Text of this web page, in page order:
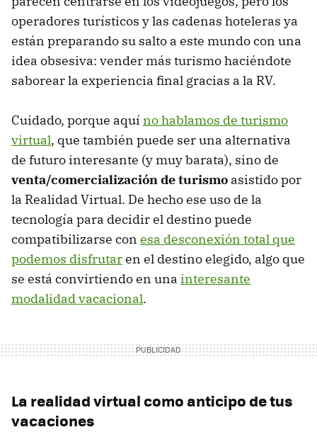
operadores turísticos y las cadenas hoteleras ya
están preparando su salto a este mundo con una
idea obsesiva: vender más turismo haciéndote
saborear la experiencia final gracias a la RV.
Cuidado, porque aquí no hablamos de turismo
virtual, que también puede ser una alternativa
de futuro interesante (y muy barata), sino de
venta/comercialización de turismo asistido por
la Realidad Virtual. De hecho ese uso de la
tecnología para decidir el destino puede
compatibilizarse con esa desconexión total que
podemos disfrutaren el destino elegido, algo que
se está convirtiendo en una interesante
modalidad vacacional.
La realidad virtual como anticipo de tus
vacaciones